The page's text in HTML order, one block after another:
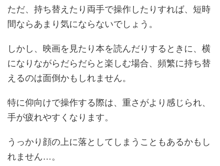
ただ、持ち替えたり両手で操作したりすれば、短時
間ならあまり気にならないでしょう。
しかし、映画を見たり本を読んだりするときに、横
になりながらだらだらと楽しむ場合、頻繁に持ち替
えるのは面倒かもしれません。
特に仰向けで操作する際は、重さがより感じられ、
手が疲れやすくなります。
うっかり顔の上に落としてしまうこともあるかもし
れません…。